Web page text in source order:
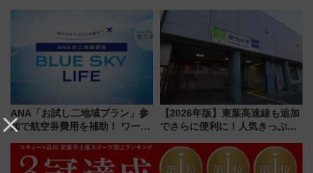
雑な手続きも不要でお手軽に楽
しめるプランが登場
発売
ANA「お試し二地域プラン」参
加で航空券費用を補助！ ワーケ
治体は？ 2026年は対象のエリア
が拡大！
【2026年版】東葉高速線も追加
でさらに便利に！人気きっぷ
今年も発売 秋・早春に千葉県を
巡るなら使い勝手・コスパ抜群